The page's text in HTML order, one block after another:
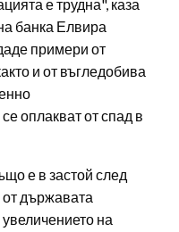
е трудна", каза
банка Елвира
примери от
и от въгледобива
оплакват от спад в
е в застой след
държавата
на